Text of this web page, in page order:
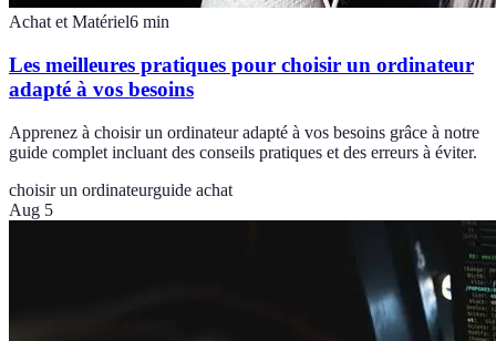
Achat et Matériel6 min
Les meilleures pratiques pour choisir un ordinateur
adapté à vos besoins
Apprenez à choisir un ordinateur adapté à vos besoins grâce à notre
guide complet incluant des conseils pratiques et des erreurs à éviter.
choisir un ordinateurguide achat
Aug 5